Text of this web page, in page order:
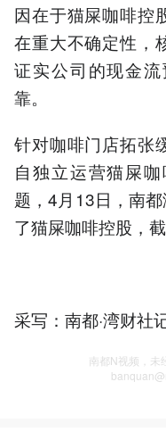
因在于猫屎咖啡控
在重大不确定性，
证实公司的现金
靠。
针对咖啡门店拓张
自独立运营猫屎
题，4月13日，南
了猫屎咖啡控股，
采写：南都·湾财社
南都N视频，未